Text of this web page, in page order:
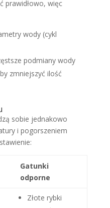
prawidłowo, więc
wody (cykl
podmiany wody
zmniejszyć ilość
sobie jednakowo
i pogorszeniem
Gatunki
odporne
Złote rybki